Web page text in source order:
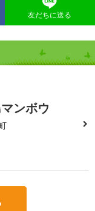
友だちに送る
ンボウ